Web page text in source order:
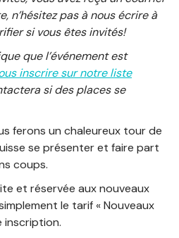
n’hésitez pas à nous écrire à
si vous êtes invités!
que l’événement est
inscrire sur notre liste
si des places se
ferons un chaleureux tour de
se présenter et faire part
coups.
et réservée aux nouveaux
le tarif « Nouveaux
inscription.